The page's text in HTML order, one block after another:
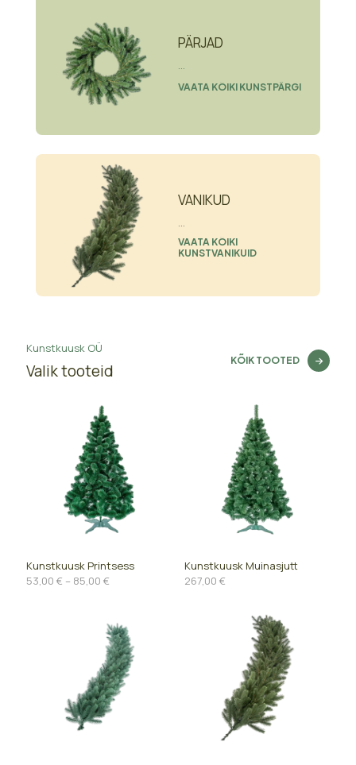
PÄRJAD
...
VAATA KÕIKI KUNSTPÄRGI
VANIKUD
...
VAATA KÕIKI
KUNSTVANIKUID
Kunstkuusk OÜ
Valik tooteid
KÕIK TOOTED
Kunstkuusk Printsess
53,00 € – 85,00 €
through
85,00 €
Kunstkuusk Muinasjutt
267,00 €